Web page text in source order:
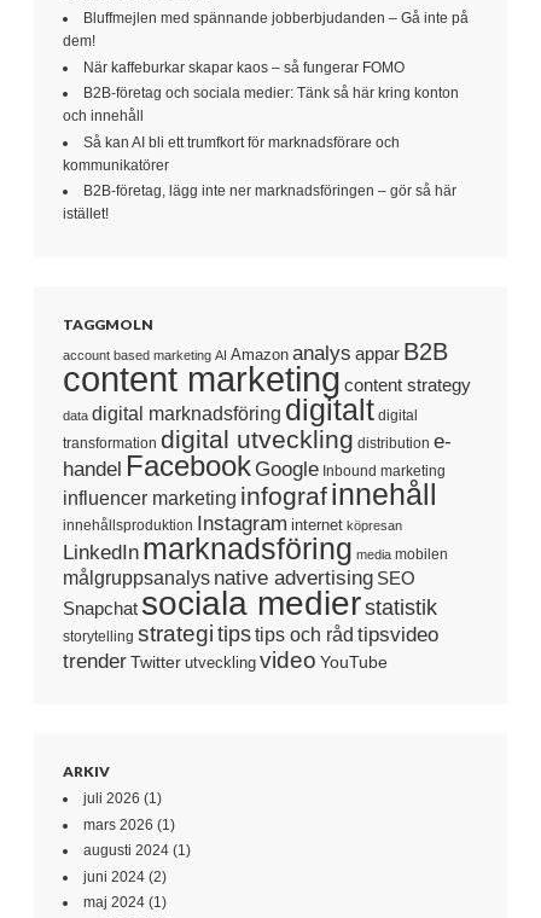
Bluffmejlen med spännande jobberbjudanden – Gå inte på
dem!
När kaffeburkar skapar kaos – så fungerar FOMO
B2B-företag och sociala medier: Tänk så här kring konton
och innehåll
Så kan AI bli ett trumfkort för marknadsförare och
kommunikatörer
B2B-företag, lägg inte ner marknadsföringen – gör så här
istället!
TAGGMOLN
account based marketing AI Amazon analys appar B2B
content marketing content strategy
data digital marknadsföring digitalt digital
transformation digital utveckling distribution e-
handel Facebook Google Inbound marketing
influencer marketing infografinnehåll
innehållsproduktion Instagram internet köpresan
LinkedIn marknadsföring media mobilen
målgruppsanalys native advertising SEO
Snapchat sociala medierstatistik
storytelling strategi tipstips och råd tipsvideo
trenderTwitter utveckling video YouTube
ARKIV
juli 2026 (1)
mars 2026 (1)
augusti 2024 (1)
juni 2024 (2)
maj 2024 (1)